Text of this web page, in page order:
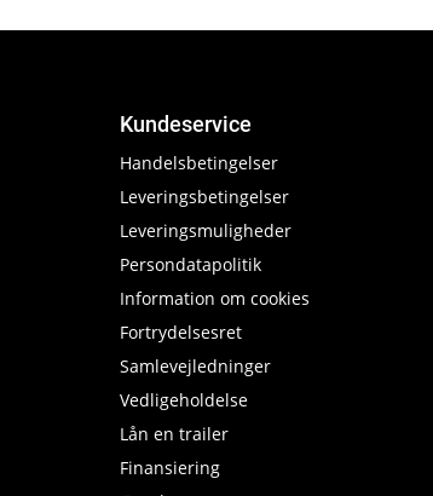
Kundeservice
Handelsbetingelser
Leveringsbetingelser
Leveringsmuligheder
Persondatapolitik
Information om cookies
Fortrydelsesret
Samlevejledninger
Vedligeholdelse
Lån en trailer
Finansiering